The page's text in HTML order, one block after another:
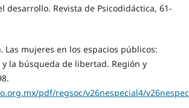
desarrollo. Revista de Psicodidáctica, 61-
Las mujeres en los espacios públicos:
la búsqueda de libertad. Región y
pdf/regsoc/v26nespecial4/